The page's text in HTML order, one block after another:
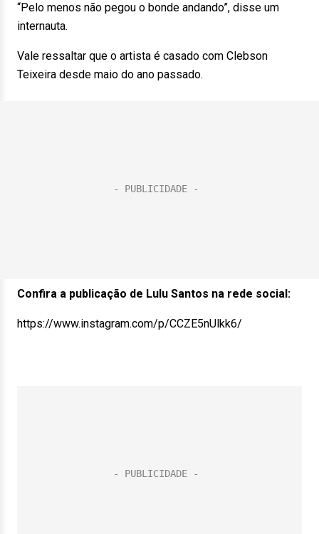
“Pelo menos não pegou o bonde andando”, disse um
internauta.
Vale ressaltar que o artista é casado com Clebson
Teixeira desde maio do ano passado.
Confira a publicação de Lulu Santos na rede social:
https://www.instagram.com/p/CCZE5nUlkk6/